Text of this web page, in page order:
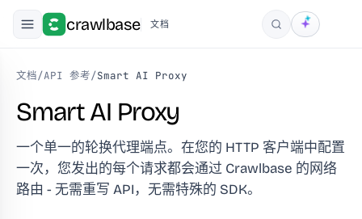
crawlbase 文档
搜索
文档/API 参考/Smart AI Proxy
Smart AI Proxy
一个单一的轮换代理端点。在您的 HTTP 客户端中配置
一次，您发出的每个请求都会通过 Crawlbase 的网络
路由 - 无需重写 API，无需特殊的 SDK。